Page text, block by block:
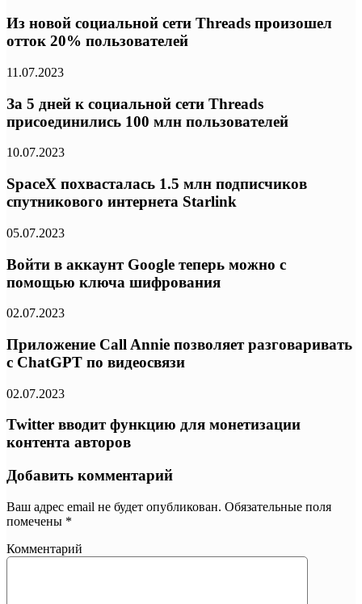
Из новой социальной сети Threads произошел
отток 20% пользователей
11.07.2023
За 5 дней к социальной сети Threads
присоединились 100 млн пользователей
10.07.2023
SpaceX похвасталась 1.5 млн подписчиков
спутникового интернета Starlink
05.07.2023
Войти в аккаунт Google теперь можно с
помощью ключа шифрования
02.07.2023
Приложение Call Annie позволяет разговаривать
с ChatGPT по видеосвязи
02.07.2023
Twitter вводит функцию для монетизации
контента авторов
Добавить комментарий
Ваш адрес email не будет опубликован. Обязательные поля
помечены *
Комментарий